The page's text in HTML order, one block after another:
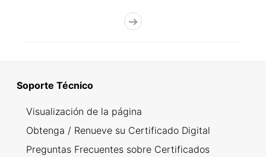
Soporte Técnico
Visualización de la página
Obtenga / Renueve su Certificado Digital
Preguntas Frecuentes sobre Certificados